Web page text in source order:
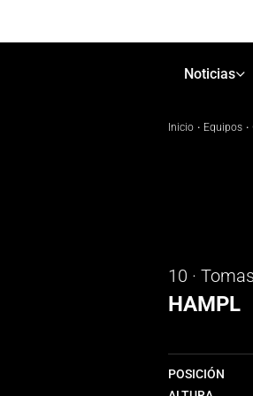
Noticias
Inicio · Equipos ·
10 ·
HAMPL
POSICIÓN